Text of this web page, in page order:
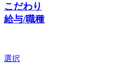
こだわり
給与/職種
選択